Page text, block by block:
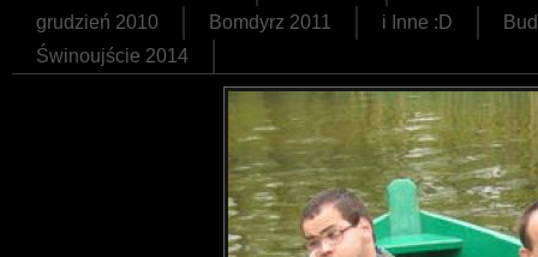
grudzień 2010
Bomdyrz 2011 i Inne :D
Świnoujście 2014